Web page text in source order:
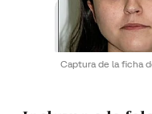
Captura de la ficha